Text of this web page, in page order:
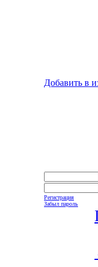
Добавить в
Регистрация
Забыл пароль